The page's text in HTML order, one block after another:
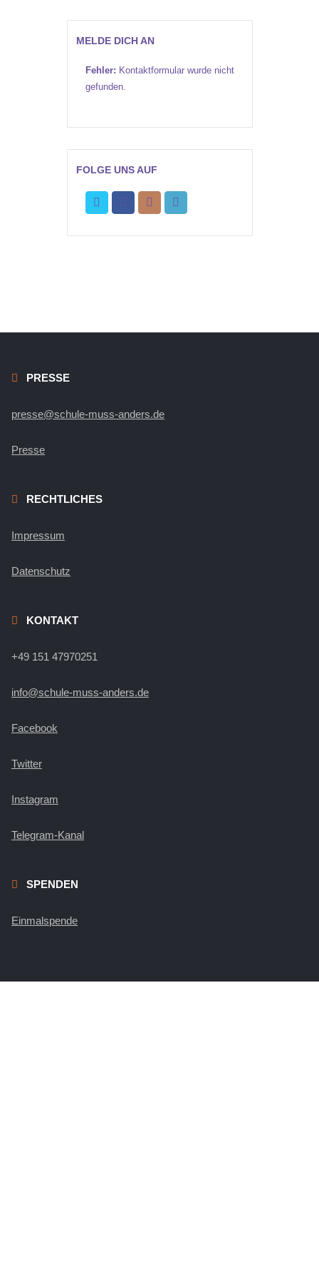
MELDE DICH AN
Fehler: Kontaktformular wurde nicht
gefunden.
FOLGE UNS AUF
PRESSE
presse@schule-muss-anders.de
Presse
RECHTLICHES
Impressum
Datenschutz
KONTAKT
+49 151 47970251
info@schule-muss-anders.de
Facebook
Twitter
Instagram
Telegram-Kanal
SPENDEN
Einmalspende